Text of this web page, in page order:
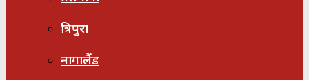
त्रिपुरा
नागालैंड